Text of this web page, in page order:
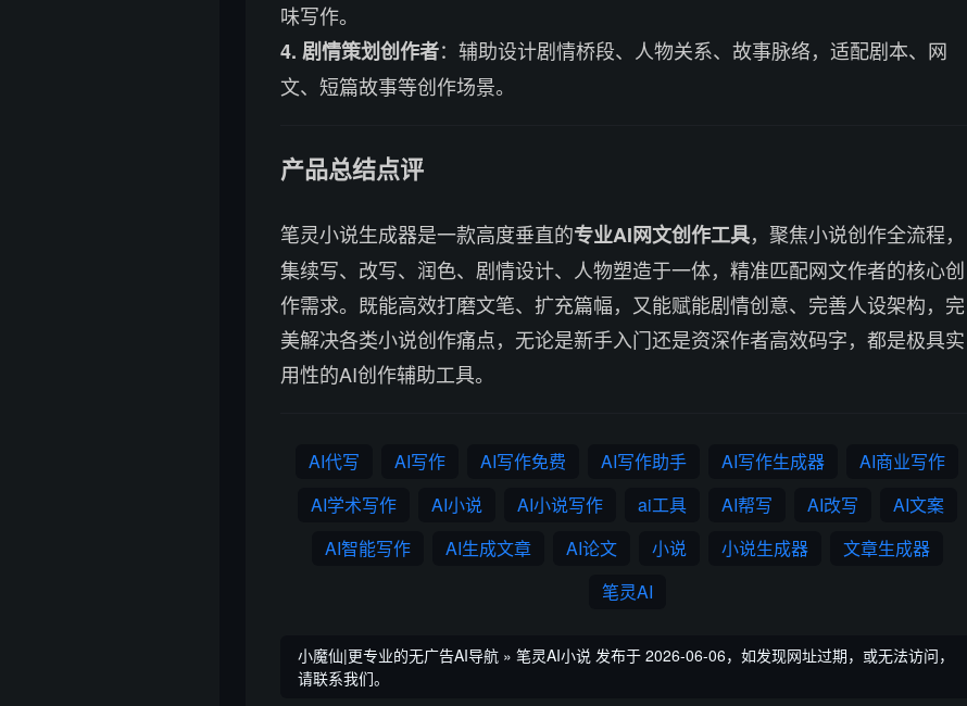
味写作。
4. 剧情策划创作者：辅助设计剧情桥段、人物关系、故事脉络，适配剧本、网
文、短篇故事等创作场景。
产品总结点评
笔灵小说生成器是一款高度垂直的专业AI网文创作工具，聚焦小说创作全流程，
集续写、改写、润色、剧情设计、人物塑造于一体，精准匹配网文作者的核心创
作需求。既能高效打磨文笔、扩充篇幅，又能赋能剧情创意、完善人设架构，完
美解决各类小说创作痛点，无论是新手入门还是资深作者高效码字，都是极具实
用性的AI创作辅助工具。
AI代写 AI写作 AI写作免费 AI写作助手 AI写作生成器
AI商业写作
AI学术写作
AI小说 AI小说写作 ai工具 AI帮写 AI改写
AI文案
AI智能写作
AI生成文章 AI论文 小说 小说生成器
文章生成器
笔灵AI
小魔仙|更专业的无广告AI导航 » 笔灵AI小说 发布于 2026-06-06，如发现网址过期，或无法访问，
请联系我们。